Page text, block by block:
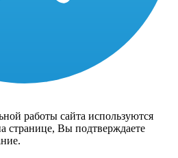
работы сайта используются
странице, Вы подтверждаете